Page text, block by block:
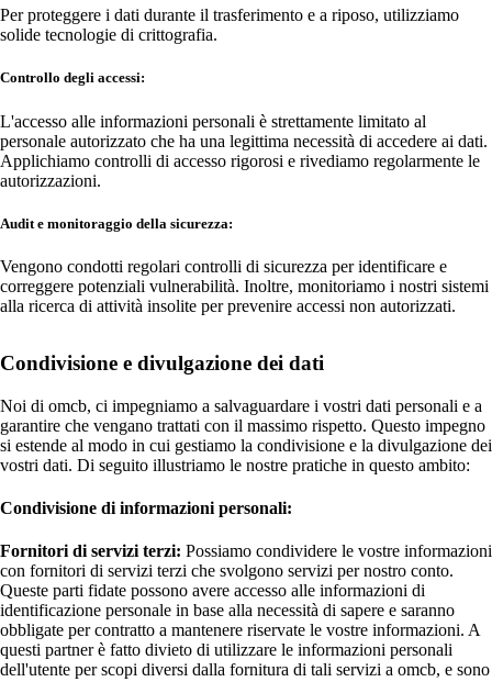
Per proteggere i dati durante il trasferimento e a riposo, utilizziamo
solide tecnologie di crittografia.
Controllo degli accessi:
L'accesso alle informazioni personali è strettamente limitato al
personale autorizzato che ha una legittima necessità di accedere ai dati.
Applichiamo controlli di accesso rigorosi e rivediamo regolarmente le
autorizzazioni.
Audit e monitoraggio della sicurezza:
Vengono condotti regolari controlli di sicurezza per identificare e
correggere potenziali vulnerabilità. Inoltre, monitoriamo i nostri sistemi
alla ricerca di attività insolite per prevenire accessi non autorizzati.
Condivisione e divulgazione dei dati
Noi di omcb, ci impegniamo a salvaguardare i vostri dati personali e a
garantire che vengano trattati con il massimo rispetto. Questo impegno
si estende al modo in cui gestiamo la condivisione e la divulgazione dei
vostri dati. Di seguito illustriamo le nostre pratiche in questo ambito:
Condivisione di informazioni personali:
Fornitori di servizi terzi: Possiamo condividere le vostre informazioni
con fornitori di servizi terzi che svolgono servizi per nostro conto.
Queste parti fidate possono avere accesso alle informazioni di
identificazione personale in base alla necessità di sapere e saranno
obbligate per contratto a mantenere riservate le vostre informazioni. A
questi partner è fatto divieto di utilizzare le informazioni personali
dell'utente per scopi diversi dalla fornitura di tali servizi a omcb, e sono